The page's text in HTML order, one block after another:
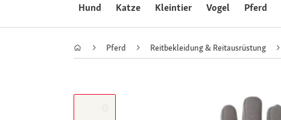
Hund Katze Kleintier Vogel Pferd
Pferd Reitbekleidung & Reitausrüstung